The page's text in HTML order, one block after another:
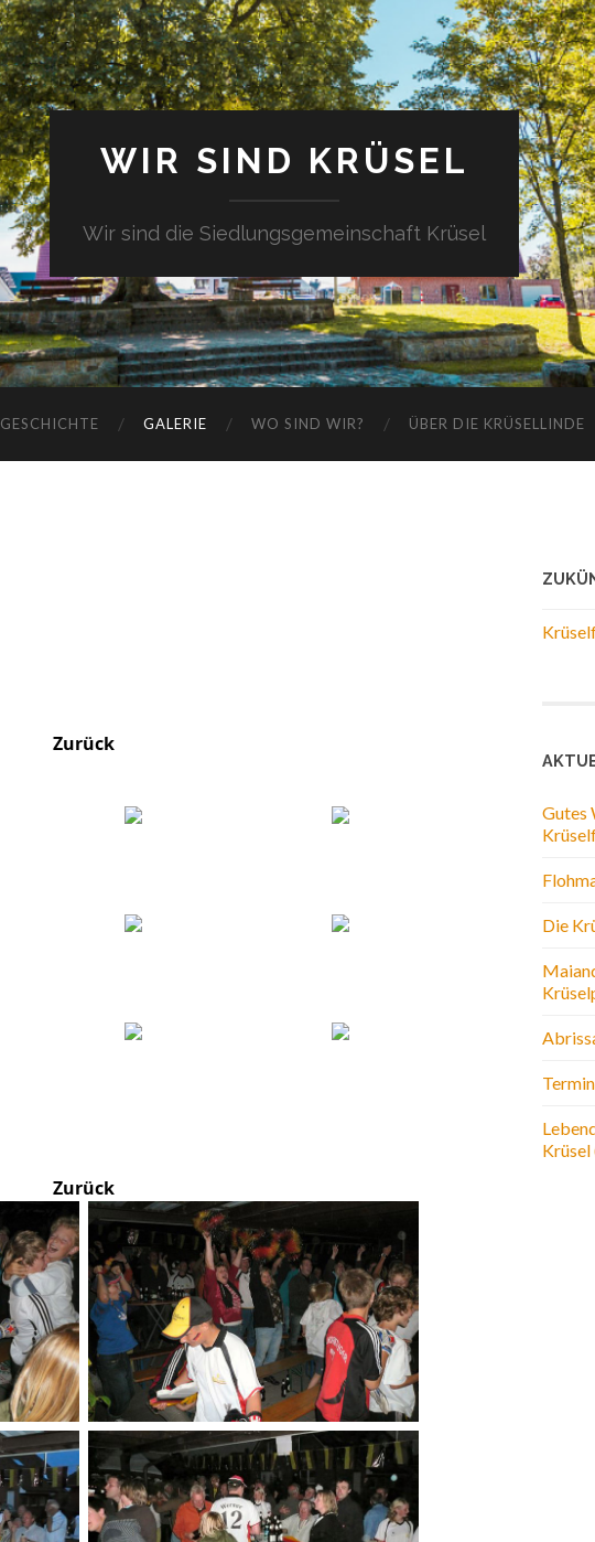
WIR SIND KRÜSEL
Wir sind die Siedlungsgemeinschaft Krüsel
GESCHICHTE GALERIE WO SIND WIR? ÜBER DIE KRÜSELLINDE
Zurück
Zurück
Gutes
Die
Krüsel